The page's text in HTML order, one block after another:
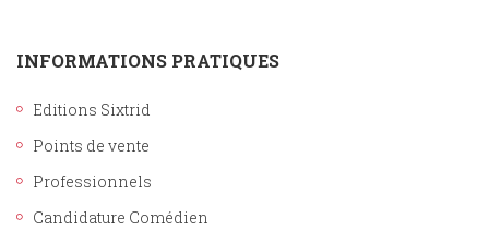
INFORMATIONS PRATIQUES
Editions Sixtrid
Points de vente
Professionnels
Candidature Comédien